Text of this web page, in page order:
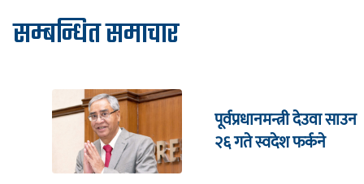
सम्बन्धित समाचार
पूर्वप्रधानमन्त्री देउवा साउन
२६ गते स्वदेश फर्कने